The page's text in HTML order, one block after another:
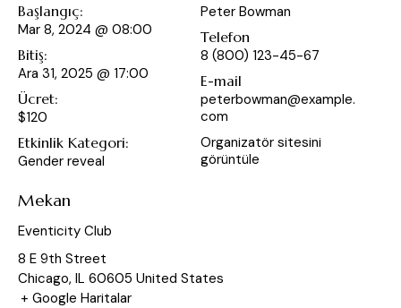
Başlangıç:
Mar 8, 2024 @ 08:00
Bitiş:
Ara 31, 2025 @ 17:00
Ücret:
$120
Etkinlik Kategori:
Gender reveal
Peter Bowman
Telefon
8 (800) 123-45-67
E-mail
peterbowman@example.
com
Organizatör sitesini
görüntüle
Mekan
Eventicity Club
8 E 9th Street
Chicago, IL 60605 United States
+ Google Haritalar